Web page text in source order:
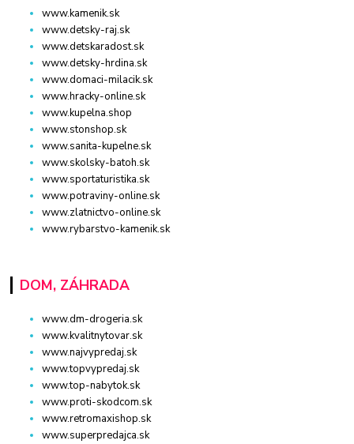
www.kamenik.sk
www.detsky-raj.sk
www.detskaradost.sk
www.detsky-hrdina.sk
www.domaci-milacik.sk
www.hracky-online.sk
www.kupelna.shop
www.stonshop.sk
www.sanita-kupelne.sk
www.skolsky-batoh.sk
www.sportaturistika.sk
www.potraviny-online.sk
www.zlatnictvo-online.sk
www.rybarstvo-kamenik.sk
DOM, ZÁHRADA
www.dm-drogeria.sk
www.kvalitnytovar.sk
www.najvypredaj.sk
www.topvypredaj.sk
www.top-nabytok.sk
www.proti-skodcom.sk
www.retromaxishop.sk
www.superpredajca.sk